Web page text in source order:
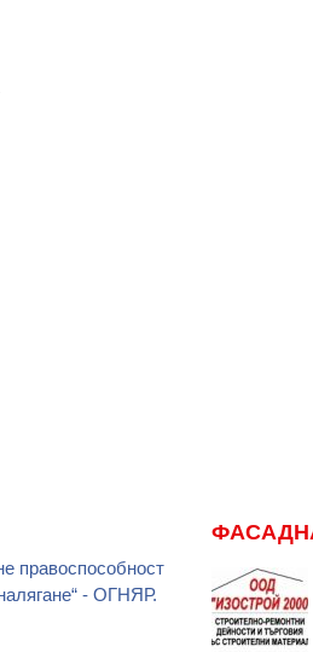
правоспособност
- ОГНЯР.